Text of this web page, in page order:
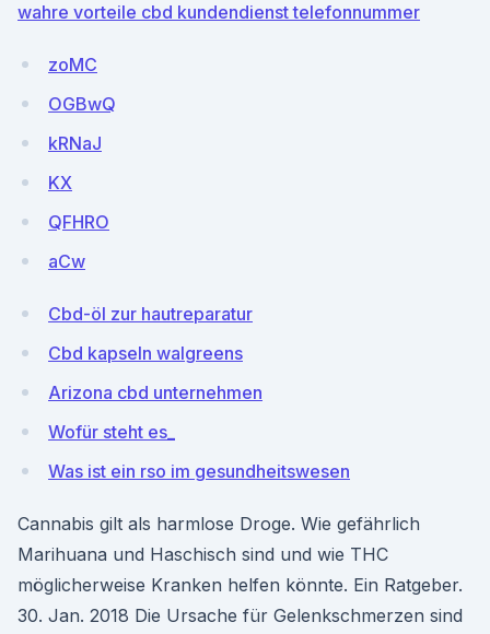
wahre vorteile cbd kundendienst telefonnummer
zoMC
OGBwQ
kRNaJ
KX
QFHRO
aCw
Cbd-öl zur hautreparatur
Cbd kapseln walgreens
Arizona cbd unternehmen
Wofür steht es_
Was ist ein rso im gesundheitswesen
Cannabis gilt als harmlose Droge. Wie gefährlich
Marihuana und Haschisch sind und wie THC
möglicherweise Kranken helfen könnte. Ein Ratgeber.
30. Jan. 2018 Die Ursache für Gelenkschmerzen sind